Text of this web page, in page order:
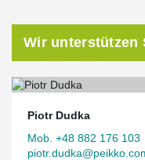
Wir unterstützen
Piotr Dudka
Mob. +48 882 176 103